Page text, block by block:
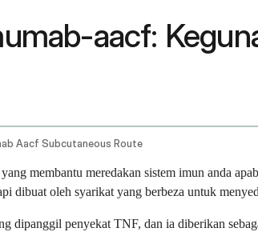
aacf:
Aacf Subcutaneous Route
membantu meredakan sistem imun anda
dibuat oleh syarikat yang berbeza untuk
dipanggil penyekat TNF, dan ia diberikan